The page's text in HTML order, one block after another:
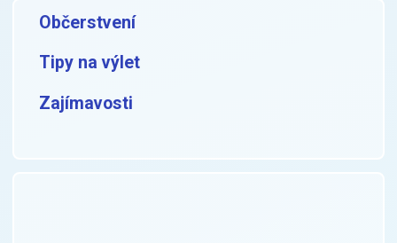
Občerstvení
Tipy na výlet
Zajímavosti